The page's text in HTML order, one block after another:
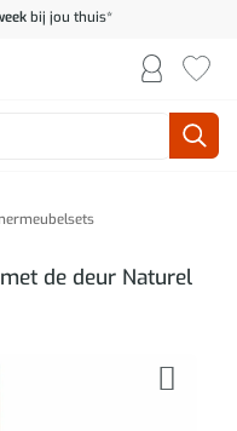
bij jou thuis*
de deur Naturel